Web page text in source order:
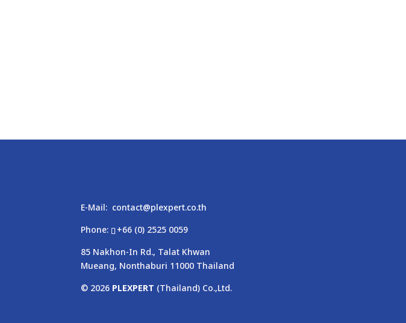
E-Mail: contact@plexpert.co.th
Phone:
+66 (0) 2525 0059
85 Nakhon-In Rd., Talat Khwan
Mueang, Nonthaburi 11000 Thailand
© 2026 PLEXPERT (Thailand) Co.,Ltd.